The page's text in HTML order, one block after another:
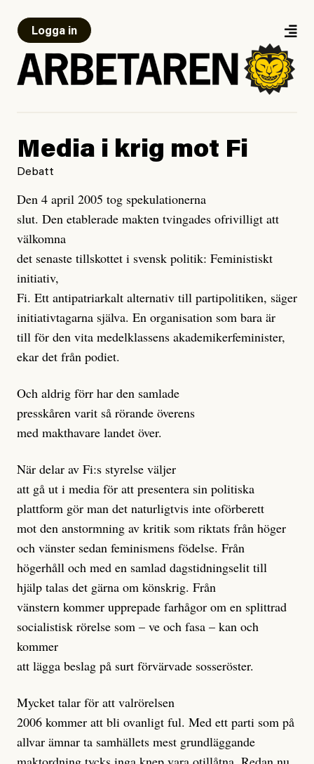
Logga in
Media i krig mot Fi
Debatt
Den 4 april 2005 tog spekulationerna
slut. Den etablerade makten tvingades ofrivilligt att
välkomna
det senaste tillskottet i svensk politik: Feministiskt
initiativ,
Fi. Ett antipatriarkalt alternativ till partipolitiken, säger
initiativtagarna själva. En organisation som bara är
till för den vita medelklassens akademikerfeminister,
ekar det från podiet.
Och aldrig förr har den samlade
presskåren varit så rörande överens
med makthavare landet över.
När delar av Fi:s styrelse väljer
att gå ut i media för att presentera sin politiska
plattform gör man det naturligtvis inte oförberett
mot den anstormning av kritik som riktats från höger
och vänster sedan feminismens födelse. Från
högerhåll och med en samlad dagstidningselit till
hjälp talas det gärna om könskrig. Från
vänstern kommer upprepade farhågor om en splittrad
socialistisk rörelse som – ve och fasa – kan och
kommer
att lägga beslag på surt förvärvade sosseröster.
Mycket talar för att valrörelsen
2006 kommer att bli ovanligt ful. Med ett parti som på
allvar ämnar ta samhällets mest grundläggande